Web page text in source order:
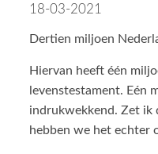
18-03-2021
Dertien miljoen
Hiervan heeft één
levenstestament. Eén
indrukwekkend. Zet ik
hebben we het echter